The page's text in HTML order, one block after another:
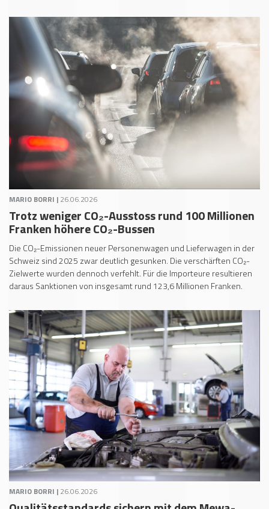
MARIO BORRI | 26.06.2026
Trotz weniger CO₂-Ausstoss rund 100 Millionen
Franken höhere CO₂-Bussen
Die CO₂-Emissionen neuer Personenwagen und Lieferwagen in der
Schweiz sind 2025 zwar deutlich gesunken. Die verschärften CO₂-
Zielwerte wurden dennoch verfehlt. Für die Importeure resultieren
daraus Sanktionen von insgesamt rund 123,6 Millionen Franken.
MARIO BORRI | 26.06.2026